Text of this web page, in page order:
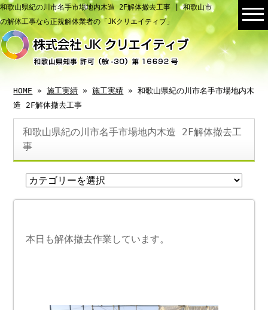
和歌山県紀の川市名手市場地内木造 2F解体撤去工事 | 和歌山市
の解体工事なら正規解体業者の「JKクリエイティブ」
HOME »施工実績 »施工実績 » 和歌山県紀の川市名手市場地内木
造 2F解体撤去工事
和歌山県紀の川市名手市場地内木造 2F解体撤去工
事
本日も解体撤去作業しています。